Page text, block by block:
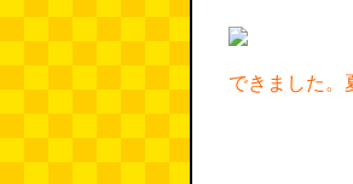
できました。